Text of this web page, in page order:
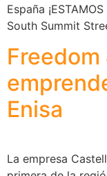
España
South Summit
Freedom
Enisa
La empresa